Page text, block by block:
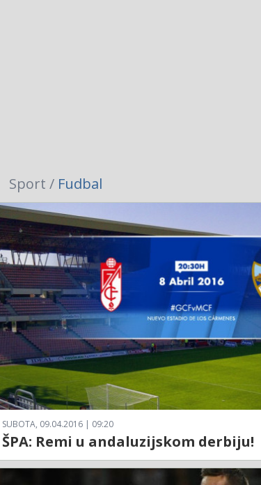
Sport / Fudbal
SUBOTA, 09.04.2016 | 09:20
ŠPA: Remi u andaluzijskom derbiju!